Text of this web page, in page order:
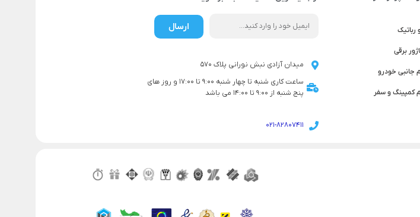
رباتیک
برقی
جانبی خودرو
کمپینگ و سفر
ارسال
میدان آزادی نبش نورانی پلاک 570
ساعت کاری شنبه تا چهار شنبه 9:00 تا 17:00 و روز های
پنج شنبه از 9:00 تا 14:00 می باشد
021-82807411